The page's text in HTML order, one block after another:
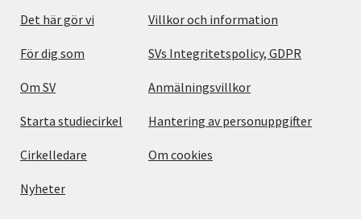
Det här gör vi
För dig som
Om SV
Starta studiecirkel
Cirkelledare
Nyheter
Villkor och information
SVs Integritetspolicy, GDPR
Anmälningsvillkor
Hantering av personuppgifter
Om cookies